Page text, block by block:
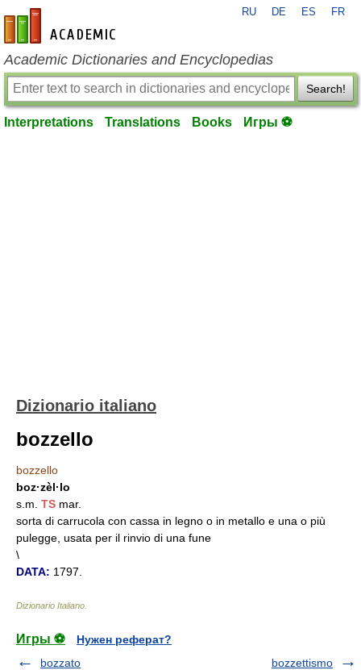
en-academic.com
RU DE ES FR
Academic Dictionaries and Encyclopedias
Search!
Interpretations Translations Books Игры ⚽
Dizionario italiano
bozzello
bozzello
boz·zèl·lo
s.m. TS mar.
sorta di carrucola con cassa in legno o in metallo e una o più
pulegge, usata per il rinvio di una fune
\
DATA: 1797.
Dizionario Italiano
Игры ⚽
Нужен реферат?
bozzato
bozzettismo